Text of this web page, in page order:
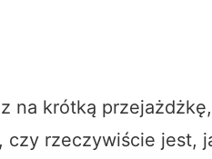
na krótką
rzeczywiście jest,